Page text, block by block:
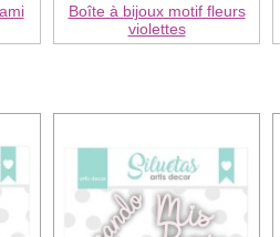
Boîte à bijoux motif fleurs
violettes